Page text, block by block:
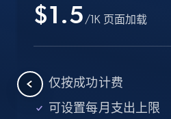
Searching data by keyword
Name, URL, ID, Cb rank,
Industries, Operating status,
$1.5 /1K 页面加载
仅按成功计费
可设置每月支出上限